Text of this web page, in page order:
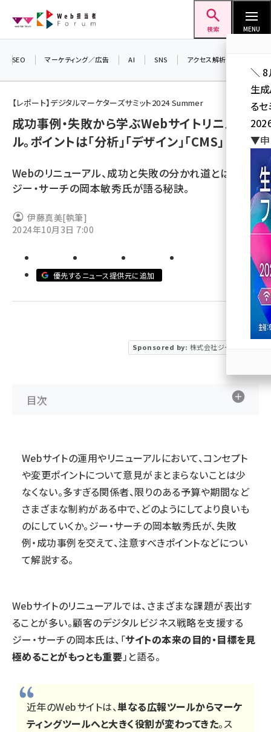
ン
検索 MENU
seo (3524)
youtube (2431)
セミナー (2306)
meo (1275)
SEO マーケティング／広告 AI SNS アクセス解析／データ分析
【レポート】デジタルマーケターズサミット2024 Summer
成功事例・失敗から学ぶWebサイトリニューア
ル。ポイントは「分析」「デザイン」「CMS」
Webのリニューアル、成功と失敗の分かれ道とは？
ジー・サーチの岡本敏秀氏が語る秘訣。
伊藤真美[執筆]
2024年10月3日 7:00
優先するニュース提供元に追加
Sponsored by: 株式会社ジー・サーチ
目次
Webサイトの運用やリニューアルにおいて、コンセプト
や変更ポイントについて意見がまとまらないことは少
なくない。多すぎる関係者、限りのある予算や期間など
さまざまな制約がある中で、どのようにしてより良いも
のにしていくか。ジー・サーチの岡本敏秀氏が、失敗
例・成功事例を交えて、注意すべきポイントなどについ
て解説する。
Webサイトのリニューアルでは、さまざまな課題が表出す
ることが多い。顧客のデジタルビジネス戦略を支援する
ジー・サーチの岡本氏は、「サイトの本来の目的・目標を見
極めることがもっとも重要 」と語る。
近年のWebサイトは、単なる広報ツールからマーケ
ティングツールへと大きく役割が変わってきた。ス
＼ 8
生
る
▼申